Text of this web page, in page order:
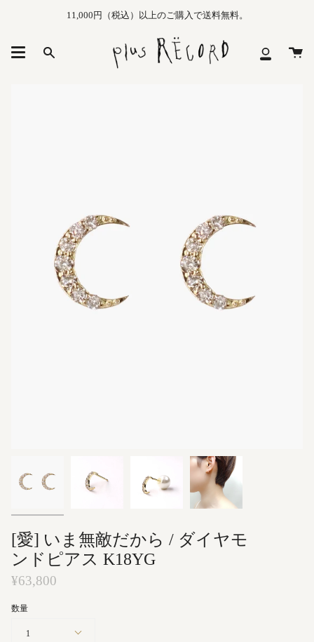
11,000円（税込）以上のご購入で送料無料。
Search
マ
カ
[愛] いま無敵だから / ダイヤモ
ンドピアス K18YG
¥63,800
数量
1